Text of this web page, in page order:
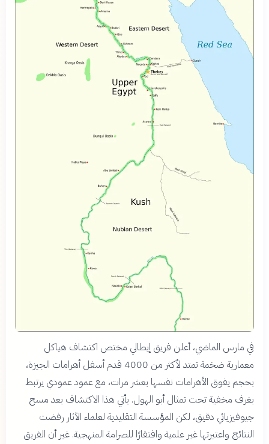
في مارس الماضي، أعلن فريق إيطالي مختص اكتشاف هياكل
معمارية ضخمة تمتد لأكثر من 4000 قدم أسفل أهرامات الجيزة،
بحجم يفوق الأهرامات نفسها بعشر مرات، مع عمود عمودي يرتبط
بغرف مخفية تحت تمثال أبو الهول. يأتي هذا الاكتشاف بعد مسح
جيوفيزيائي دقيق، لكن المؤسسة التقليدية لعلماء الآثار رفضت
النتائج واعتبرتها غير علمية وافتقارًا للصرامة المنهجية. غير أن الفريق